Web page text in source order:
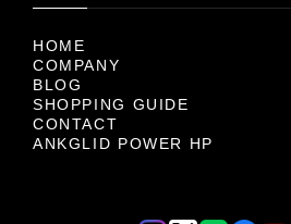
HOME
COMPANY
BLOG
SHOPPING GUIDE
CONTACT
ANKGLID POWER HP